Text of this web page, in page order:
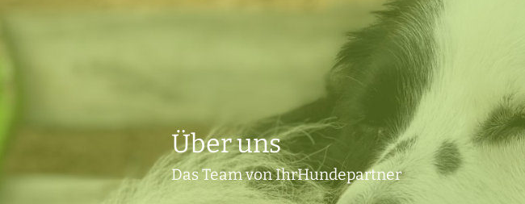
Über uns
Das Team von IhrHundepartner